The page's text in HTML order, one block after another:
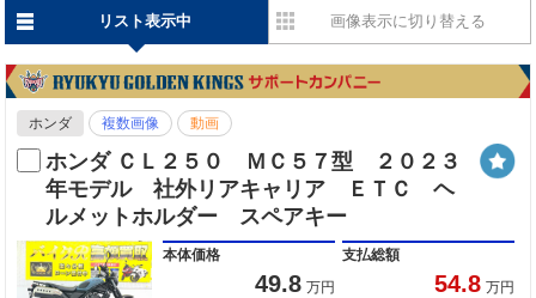
リスト表示中 画像表示に切り替える
ホンダ 複数画像 動画
ホンダ ＣＬ２５０ ＭＣ５７型 ２０２３
年モデル 社外リアキャリア ＥＴＣ ヘ
ルメットホルダー スペアキー
本体価格
49.8 万円
支払総額
54.8 万円